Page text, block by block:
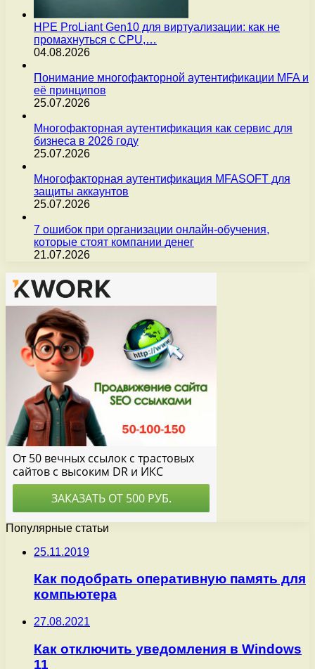
HPE ProLiant Gen10 для виртуализации: как не
промахнуться с CPU,…
04.08.2026
Понимание многофакторной аутентификации MFA и
её принципов
25.07.2026
Многофакторная аутентификация как сервис для
бизнеса в 2026 году
25.07.2026
Многофакторная аутентификация MFASOFT для
защиты аккаунтов
25.07.2026
7 ошибок при организации онлайн-обучения,
которые стоят компании денег
21.07.2026
Популярные статьи
25.11.2019
Как подобрать оперативную память для
компьютера
27.08.2021
Как отключить уведомления в Windows
11